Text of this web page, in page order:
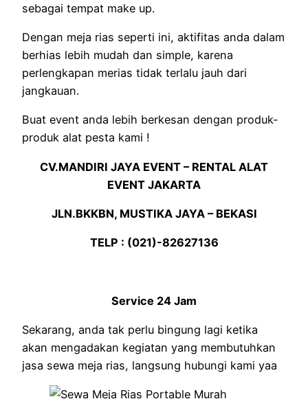
sebagai tempat make up.
Dengan meja rias seperti ini, aktifitas anda dalam
berhias lebih mudah dan simple, karena
perlengkapan merias tidak terlalu jauh dari
jangkauan.
Buat event anda lebih berkesan dengan produk-
produk alat pesta kami !
CV.MANDIRI JAYA EVENT – RENTAL ALAT
EVENT JAKARTA
JLN.BKKBN, MUSTIKA JAYA – BEKASI
TELP : (021)-82627136
Service 24 Jam
Sekarang, anda tak perlu bingung lagi ketika
akan mengadakan kegiatan yang membutuhkan
jasa sewa meja rias, langsung hubungi kami yaa